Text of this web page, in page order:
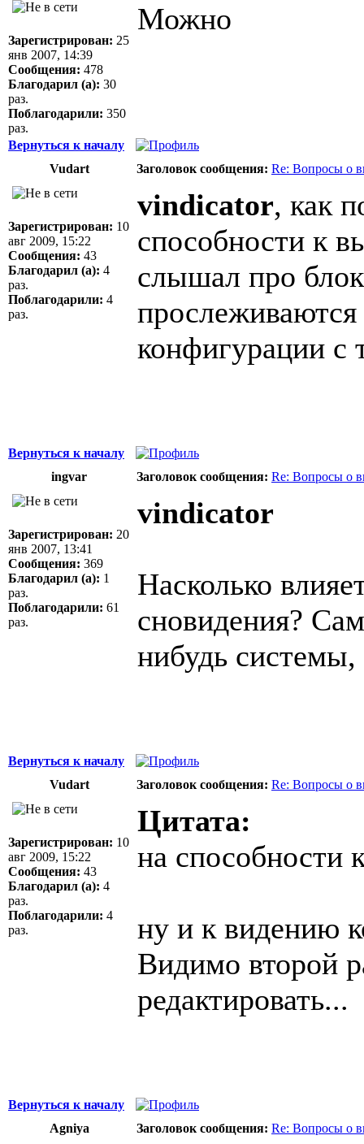
Зарегистрирован: 25
янв 2007, 14:39
Сообщения: 478
Благодарил (а): 30
раз.
Поблагодарили: 350
раз.
Можно
Вернуться к началу
Vudart
Заголовок сообщения: Re: Вопросы о
Зарегистрирован: 10
авг 2009, 15:22
Сообщения: 43
Благодарил (а): 4
раз.
Поблагодарили: 4
раз.
vindicator, как
способности к
слышал про
прослеживаются
конфигурации с
Вернуться к началу
ingvar
Заголовок сообщения: Re: Вопросы о
Зарегистрирован: 20
янв 2007, 13:41
Сообщения: 369
Благодарил (а): 1
раз.
Поблагодарили: 61
раз.
vindicator
Насколько
сновидения?
нибудь
Вернуться к началу
Vudart
Заголовок сообщения: Re: Вопросы о
Зарегистрирован: 10
авг 2009, 15:22
Сообщения: 43
Благодарил (а): 4
раз.
Поблагодарили: 4
раз.
Цитата:
на
ну и к видению
Видимо второй
редактировать...
Вернуться к началу
Agniya
Заголовок сообщения: Re: Вопросы о